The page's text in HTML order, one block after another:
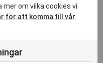
om vilka cookies vi
för att komma till vår